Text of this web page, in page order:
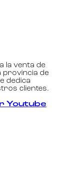
la venta de
provincia de
dedica
clientes.
Youtube